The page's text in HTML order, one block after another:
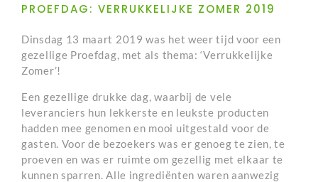
PROEFDAG: VERRUKKELIJKE ZOMER 2019
Dinsdag 13 maart 2019 was het weer tijd voor een
gezellige Proefdag, met als thema: ‘Verrukkelijke
Zomer’!
Een gezellige drukke dag, waarbij de vele
leveranciers hun lekkerste en leukste producten
hadden mee genomen en mooi uitgestald voor de
gasten. Voor de bezoekers was er genoeg te zien, te
proeven en was er ruimte om gezellig met elkaar te
kunnen sparren. Alle ingrediënten waren aanwezig